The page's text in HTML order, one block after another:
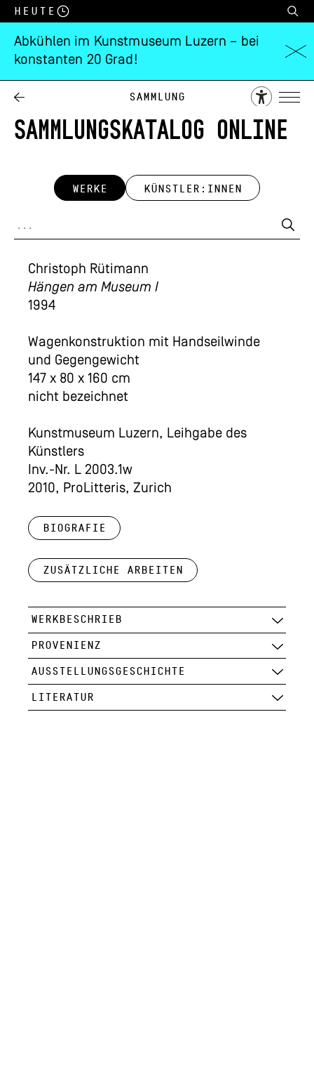
Heute
Abkühlen im Kunstmuseum Luzern – bei
konstanten 20 Grad!
Sammlung
SAMMLUNGSKATALOG ONLINE
WERKE KÜNSTLER:INNEN
Christoph Rütimann
Hängen am Museum I
1994
Wagenkonstruktion mit Handseilwinde
und Gegengewicht
147 x 80 x 160 cm
nicht bezeichnet
Kunstmuseum Luzern, Leihgabe des
Künstlers
Inv.-Nr. L 2003.1w
2010, ProLitteris, Zurich
Biografie
Zusätzliche Arbeiten
WERKBESCHRIEB
PROVENIENZ
AUSSTELLUNGSGESCHICHTE
LITERATUR